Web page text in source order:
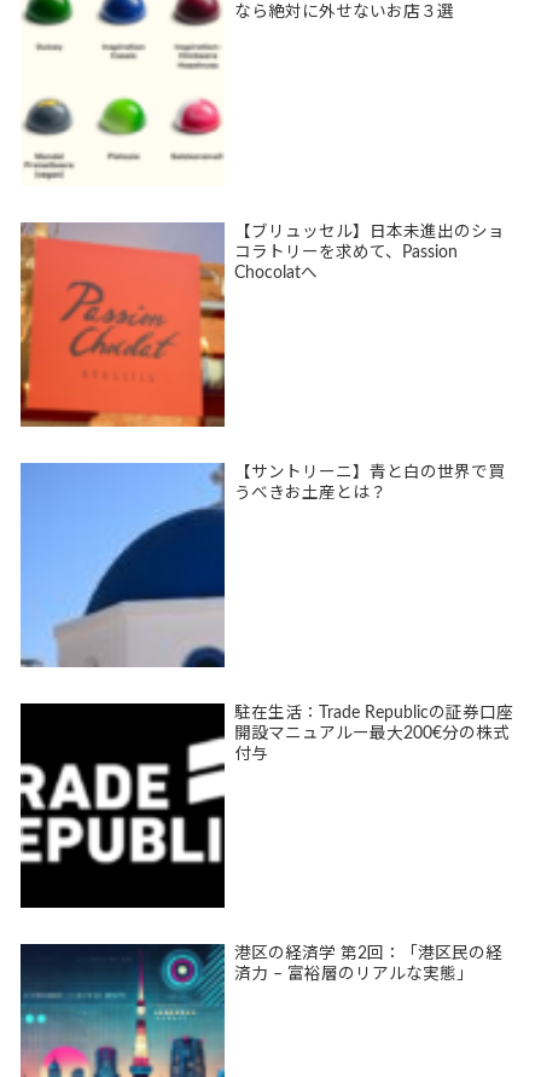
なら絶対に外せないお店３選
【ブリュッセル】日本未進出のショ
コラトリーを求めて、Passion
Chocolatへ
【サントリーニ】青と白の世界で買
うべきお土産とは？
駐在生活：Trade Republicの証券口座
開設マニュアルー最大200€分の株式
付与
港区の経済学 第2回：「港区民の経
済力 – 富裕層のリアルな実態」